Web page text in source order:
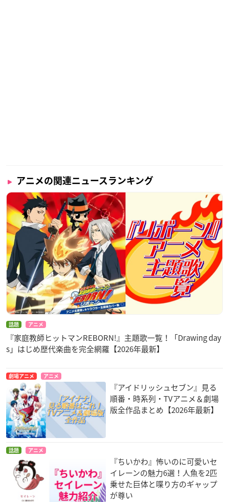
アニメの関連ニュースランキング
話題 アニメ
『家庭教師ヒットマンREBORN!』主題歌一覧！「Drawing day
s」はじめ歴代楽曲を完全網羅【2026年最新】
劇場アニメ アニメ
『アイドリッシュセブン』見る
順番・時系列・TVアニメ＆劇場
版全作品まとめ【2026年最新】
話題 アニメ
『ちいかわ』怖いのに可愛いセ
イレーンの魅力6選！人魚を2匹
乗せた巨体と喋り方のギャップ
が尊い